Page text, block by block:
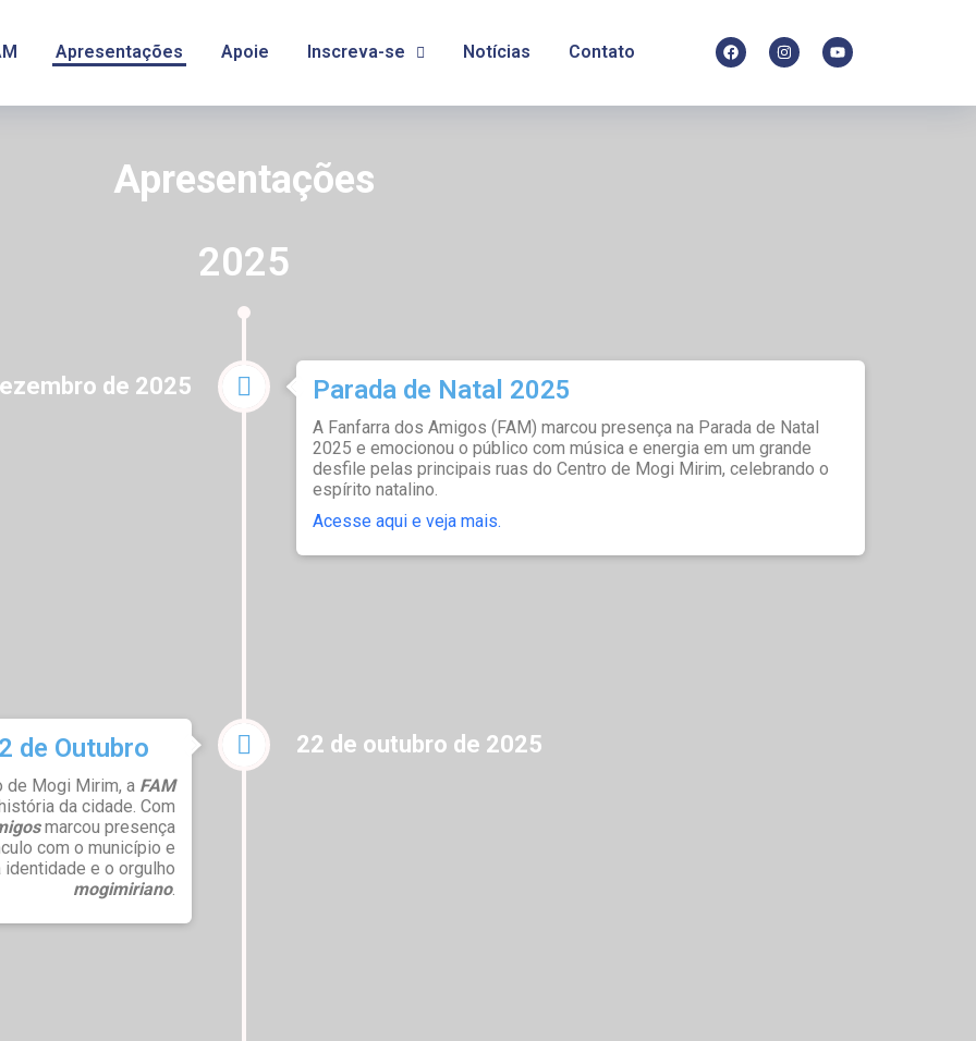
Apresentações Apoie Inscreva-se Notícias Contato
Apresentações
2025
de 2025 Parada de Natal 2025
A Fanfarra dos Amigos (FAM) marcou presença na Parada de Natal
2025 e emocionou o público com música e energia em um grande
desfile pelas principais ruas do Centro de Mogi Mirim, celebrando o
espírito natalino.
Acesse aqui e veja mais.
22 de outubro de 2025
de Outubro
de Mogi Mirim, a FAM
da cidade. Com
marcou presença
com o município e
e o orgulho
mogimiriano.